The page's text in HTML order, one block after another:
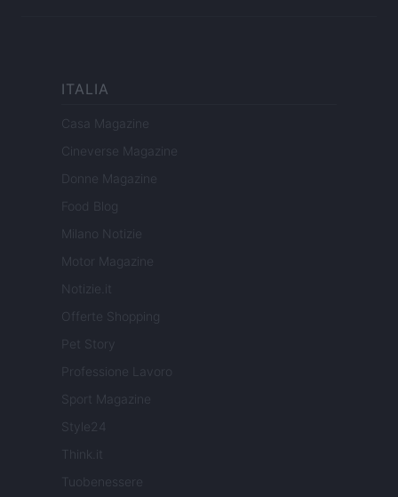
ITALIA
Casa Magazine
Cineverse Magazine
Donne Magazine
Food Blog
Milano Notizie
Motor Magazine
Notizie.it
Offerte Shopping
Pet Story
Professione Lavoro
Sport Magazine
Style24
Think.it
Tuobenessere